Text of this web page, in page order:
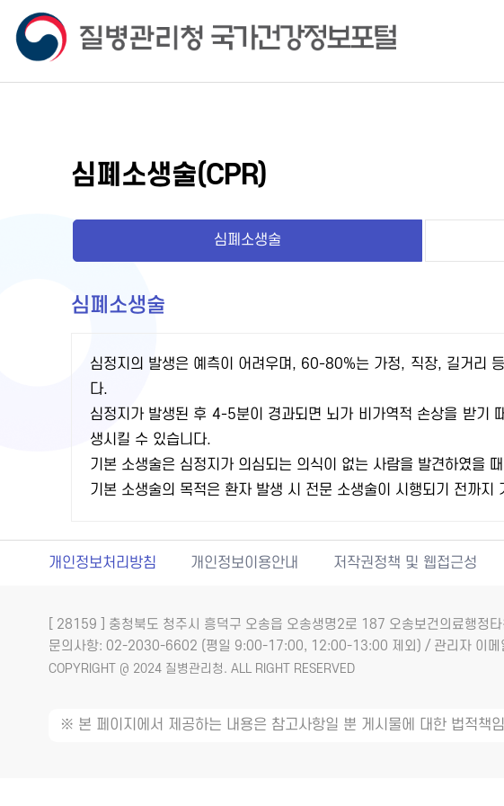
심폐소생술(CPR)
심폐소생술
심폐소생술
심정지의 발생은 예측이 어려우며, 60-80%는 가정, 직장, 길거리
다.
심정지가 발생된 후 4-5분이 경과되면 뇌가 비가역적 손상을 받기
생시킬 수 있습니다.
기본 소생술은 심정지가 의심되는 의식이 없는 사람을 발견하였을
기본 소생술의 목적은 환자 발생 시 전문 소생술이 시행되기 전까
개인정보처리방침 개인정보이용안내 저작권정책 및 웹접근성
[ 28159 ] 충청북도 청주시 흥덕구 오송읍 오송생명2로 187 오송보건의료행정
문의사항: 02-2030-6602 (평일 9:00-17:00, 12:00-13:00 제외) / 관리자 이메
COPYRIGHT @ 2024 질병관리청. ALL RIGHT RESERVED
※ 본 페이지에서 제공하는 내용은 참고사항일 뿐 게시물에 대한 법적책